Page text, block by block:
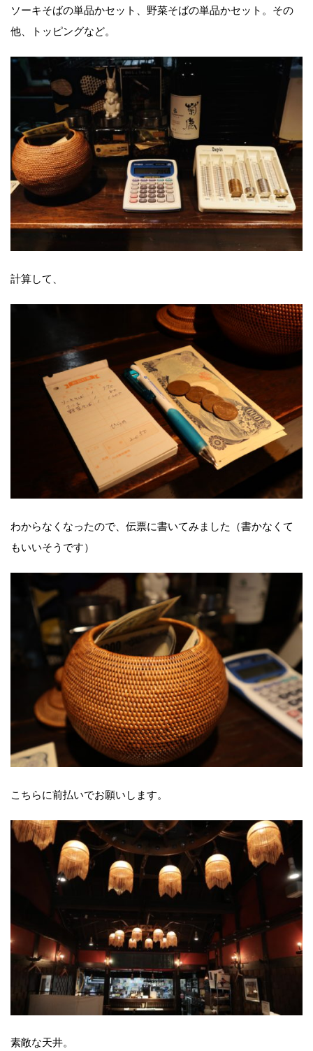
ソーキそばの単品かセット、野菜そばの単品かセット。その
他、トッピングなど。
計算して、
わからなくなったので、伝票に書いてみました（書かなくて
もいいそうです）
こちらに前払いでお願いします。
素敵な天井。